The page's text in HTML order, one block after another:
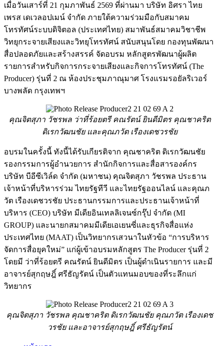
เมื่อวันเสาร์ที่ 21 กุมภาพันธ์ 2569 ที่ผ่านมา บริษัท อิศรา ไทย
เพรส เดเวลอปเมน์ จำกัด ภายใต้ความร่วมมือกับสมาคม
โทรทัศน์ระบบดิจิตอล (ประเทศไทย) สมาพันธ์สมาคมวิชาชีพ
วิทยุกระจายเสียงและวิทยุโทรทัศน์ สนับสนุนโดย กองทุนพัฒนา
สื่อปลอดภัยและสร้างสรรค์ จัดอบรม หลักสูตรพัฒนาผู้ผลิต
รายการสำหรับกิจการกระจายเสียงและกิจการโทรทัศน์ (The
Producer) รุ่นที่ 2 ณ ห้องประชุมภาณุมาศ โรงแรมรอยัลริเวอร์
บางพลัด กรุงเทพฯ
คุณจิตสุภา วัชรพล ว่าที่ร้อยตรี คณรัตน์ ยินดีมิตร คุณชาคริต
ดิเรกวัฒนชัย และคุณภวัต เรืองเดชวรชัย
อบรมในครั้งนี้ ทังนี้ได้รับเกียรติจาก คุณชาคริต ดิเรกวัฒนชัย
รองกรรมการผู้อำนวยการ สำนักกิจการและสื่อสารองค์กร
บริษัท บีอีซีเวิล์ด จำกัด (มหาชน) คุณจิตสุภา วัชรพล ประธาน
เจ้าหน้าที่บริหารร่วม ไทยรัฐทีวี และไทยรัฐออนไลน์ และคุณภ
วัต เรืองเดชวรชัย ประธานกรรมการและประธานเจ้าหน้าที่
บริหาร (CEO) บริษัท มีเดียอินเทลลิเจนซ์กรุ๊ป จำกัด (MI
GROUP) และนายกสมาคมมีเดียเอเยนซี่และธุรกิจสื่อแห่ง
ประเทศไทย (MAAT) เป็นวิทยากรเสวนาในหัวข้อ “การบริหาร
จัดการสื่อยุคใหม่” แก่ผู้เข้าอบรมหลักสูตร The Producer รุ่นที่ 2
โดยมี ว่าที่ร้อยตรี คณรัตน์ ยินดีมิตร เป็นผู้ดำเนินรายการ และมี
อาจารย์สุกฤษฎิ์ ศรีธัญรัตน์ เป็นตัวแทนมอบของที่ระลึกแก่
วิทยากร
คุณจิตสุภา วัชรพล คุณชาคริต ดิเรกวัฒนชัย คุณภวัต เรืองเดช
วรชัย และอาจารย์สุกฤษฎิ์ ศรีธัญรัตน์